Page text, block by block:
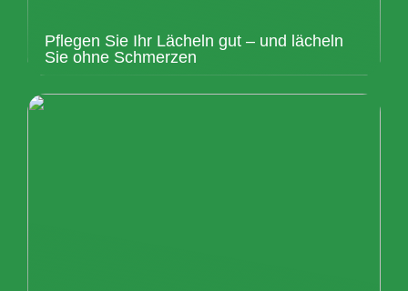
Pflegen Sie Ihr Lächeln gut – und lächeln
Sie ohne Schmerzen